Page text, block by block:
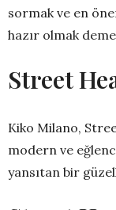
sormak ve en
hazır olmak
Street
Kiko Milano,
modern ve
yansıtan bir